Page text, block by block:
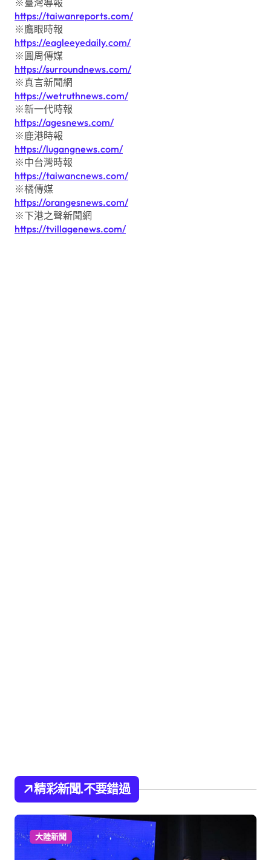
※臺灣導報
https://taiwanreports.com/
※鷹眼時報
https://eagleeyedaily.com/
※圓周傳媒
https://surroundnews.com/
※真言新聞網
https://wetruthnews.com/
※新一代時報
https://agesnews.com/
※鹿港時報
https://lugangnews.com/
※中台灣時報
https://taiwancnews.com/
※橘傳媒
https://orangesnews.com/
※下港之聲新聞網
https://tvillagenews.com/
精彩新聞.不要錯過
大陸新聞